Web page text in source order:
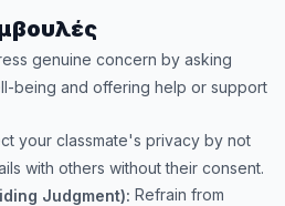
genuine concern by asking
being and offering help or support
your classmate's privacy by not
with others without their consent.
Judgment): Refrain from